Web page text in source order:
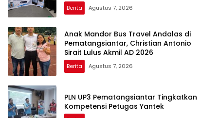
Berita Agustus 7, 2026
Anak Mandor Bus Travel Andalas di
Pematangsiantar, Christian Antonio
Sirait Lulus Akmil AD 2026
Berita Agustus 7, 2026
PLN UP3 Pematangsiantar Tingkatkan
Kompetensi Petugas Yantek